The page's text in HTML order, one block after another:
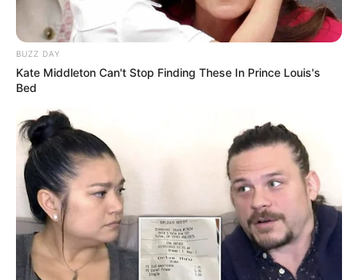
(foto: instagram/taniaqumsoani)
FAQ
Siapa Tania Qumsoani?
Dia adalah aktris dan model kelahiran Indonesia.
Siapa nama asli Tania Qumsoani
BUZZ DAY
Kate Middleton Can't Stop Finding These In Prince Louis's
Bed